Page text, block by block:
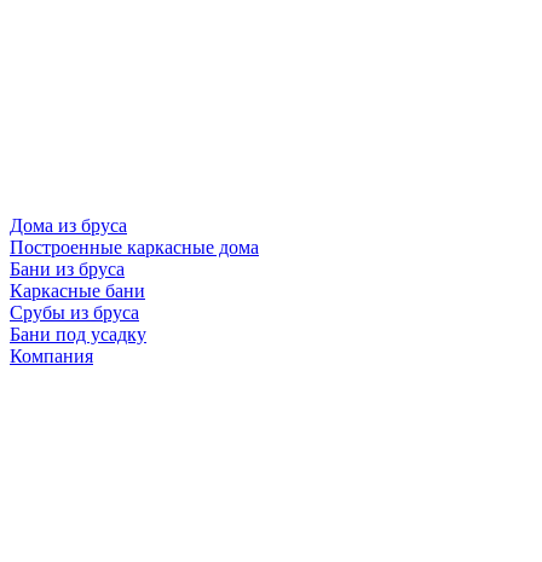
Дома из бруса
Построенные каркасные дома
Бани из бруса
Каркасные бани
Срубы из бруса
Бани под усадку
Компания